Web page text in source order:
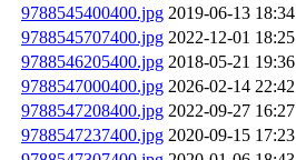
9788545400400.jpg 2019-06-13 18:34
9788545707400.jpg 2022-12-01 18:25
9788546205400.jpg 2018-05-21 19:36
9788547000400.jpg 2026-02-14 22:42
9788547208400.jpg 2022-09-27 16:27
9788547237400.jpg 2020-09-15 17:23